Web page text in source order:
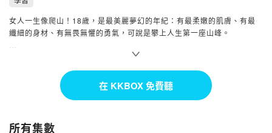
女人一生像爬山！18歲，是最美麗夢幻的年紀：有最柔嫩的肌膚、有最
纖細的身材、有無畏無懼的勇氣，可說是攀上人生第一座山峰。
但女人18歲之後呢？你希望是「智慧往上走、體重往下走？」「負債往
下走、資產往上走？」還是「愛情、麵包全都齊步往上走？ 」
全球女力當道，「女子18後」邀請各行各業女性同胞，分享職場、家
在 KKBOX 免費聽
所有集數